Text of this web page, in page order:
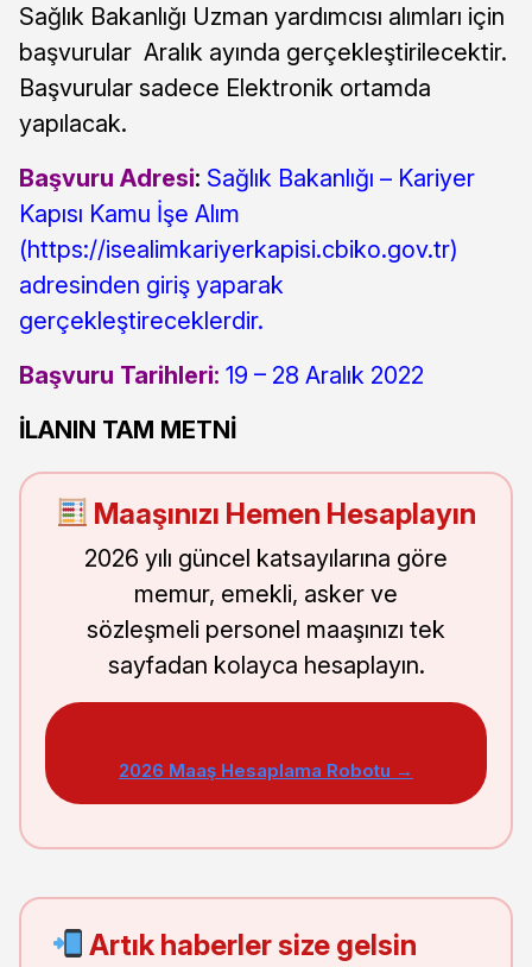
Sağlık Bakanlığı Uzman yardımcısı alımları için
başvurular Aralık ayında gerçekleştirilecektir.
Başvurular sadece Elektronik ortamda
yapılacak.
Başvuru Adresi: Sağlık Bakanlığı – Kariyer
Kapısı Kamu İşe Alım
(https://isealimkariyerkapisi.cbiko.gov.tr)
adresinden giriş yaparak
gerçekleştireceklerdir.
Başvuru Tarihleri: 19 – 28 Aralık 2022
İLANIN TAM METNİ
Maaşınızı Hemen Hesaplayın
2026 yılı güncel katsayılarına göre
memur, emekli, asker ve
sözleşmeli personel maaşınızı tek
sayfadan kolayca hesaplayın.
2026 Maaş Hesaplama Robotu →
Artık haberler size gelsin